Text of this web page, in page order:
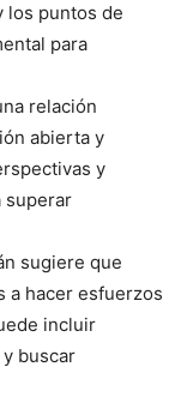
los puntos de
para
relación
abierta y
y
superar
sugiere que
a hacer esfuerzos
incluir
buscar